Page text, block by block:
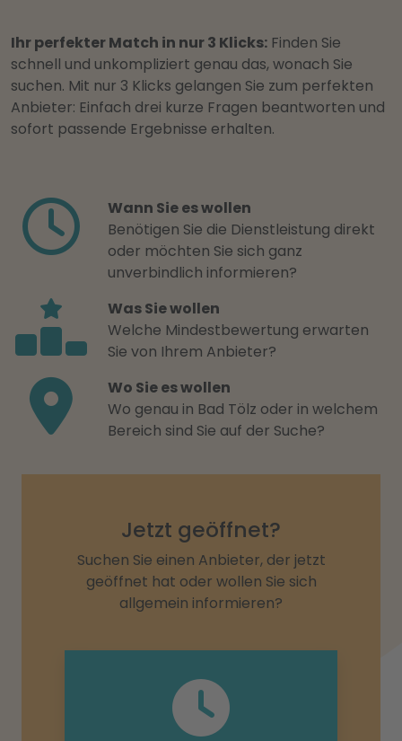
Ihr perfekter Match in nur 3 Klicks: Finden Sie
schnell und unkompliziert genau das, wonach Sie
suchen. Mit nur 3 Klicks gelangen Sie zum perfekten
Anbieter: Einfach drei kurze Fragen beantworten und
sofort passende Ergebnisse erhalten.
Wann Sie es wollen
Benötigen Sie die Dienstleistung direkt
oder möchten Sie sich ganz
unverbindlich informieren?
Was Sie wollen
Welche Mindestbewertung erwarten
Sie von Ihrem Anbieter?
Wo Sie es wollen
Wo genau in Bad Tölz oder in welchem
Bereich sind Sie auf der Suche?
Jetzt geöffnet?
Suchen Sie einen Anbieter, der jetzt
geöffnet hat oder wollen Sie sich
allgemein informieren?